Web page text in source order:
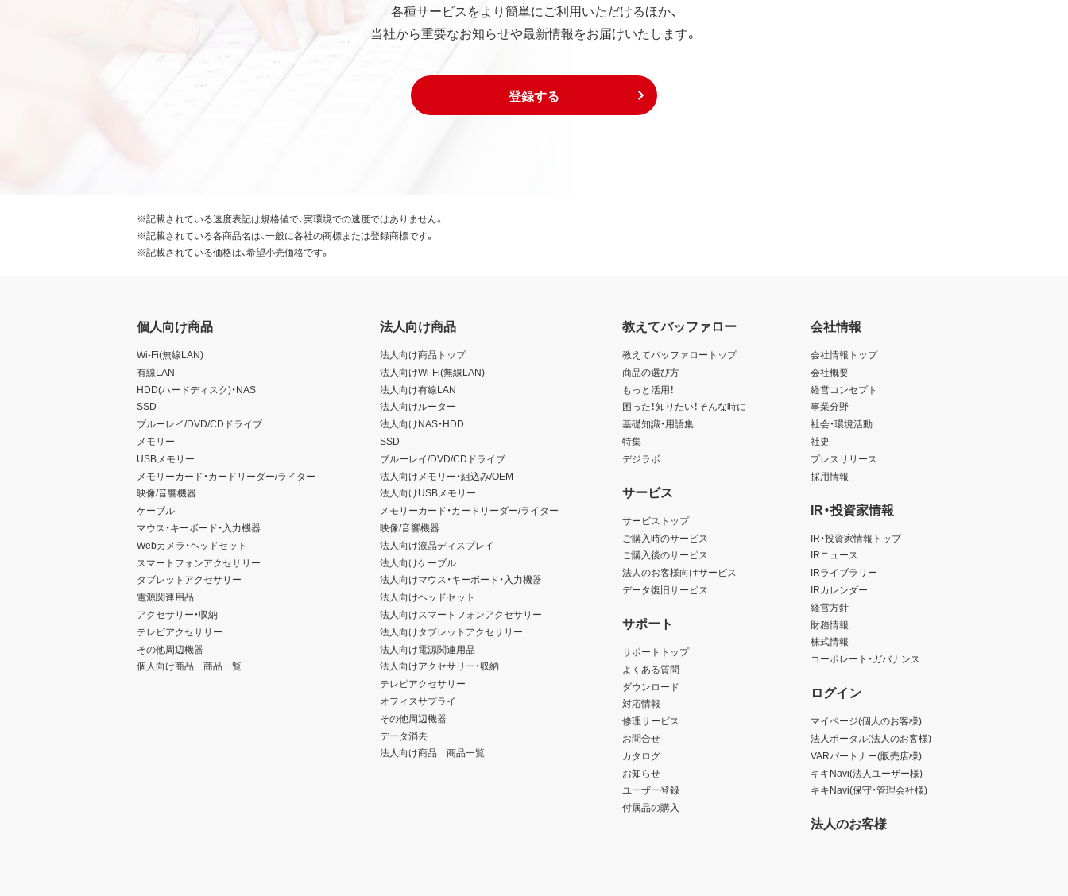
各種サービスをより簡単にご利用いただけるほか、
当社から重要なお知らせや最新情報をお届けいたします。
登録する
※記載されている速度表記は規格値で、実環境での速度ではありません。
※記載されている各商品名は、一般に各社の商標または登録商標です。
※記載されている価格は、希望小売価格です。
個人向け商品
Wi-Fi(無線LAN)
有線LAN
HDD(ハードディスク)・NAS
SSD
ブルーレイ/DVD/CDドライブ
メモリー
USBメモリー
メモリーカード・カードリーダー/ライター
映像/音響機器
ケーブル
マウス・キーボード・入力機器
Webカメラ・ヘッドセット
スマートフォンアクセサリー
タブレットアクセサリー
電源関連用品
アクセサリー・収納
テレビアクセサリー
その他周辺機器
個人向け商品 商品一覧
法人向け商品
法人向け商品トップ
法人向けWi-Fi(無線LAN)
法人向け有線LAN
法人向けルーター
法人向けNAS・HDD
SSD
ブルーレイ/DVD/CDドライブ
法人向けメモリー・組込み/OEM
法人向けUSBメモリー
メモリーカード・カードリーダー/ライター
映像/音響機器
法人向け液晶ディスプレイ
法人向けケーブル
法人向けマウス・キーボード・入力機器
法人向けヘッドセット
法人向けスマートフォンアクセサリー
法人向けタブレットアクセサリー
法人向け電源関連用品
法人向けアクセサリー・収納
テレビアクセサリー
オフィスサプライ
その他周辺機器
データ消去
法人向け商品 商品一覧
教えてバッファロー
教えてバッファロートップ
商品の選び方
もっと活用！
困った！知りたい！そんな時に
基礎知識・用語集
特集
デジラボ
サービス
サービストップ
ご購入時のサービス
ご購入後のサービス
法人のお客様向けサービス
データ復旧サービス
サポート
サポートトップ
よくある質問
ダウンロード
対応情報
修理サービス
お問合せ
カタログ
お知らせ
ユーザー登録
付属品の購入
会社情報
会社情報トップ
会社概要
経営コンセプト
事業分野
社会・環境活動
社史
プレスリリース
採用情報
IR・投資家情報
IR・投資家情報トップ
IRニュース
IRライブラリー
IRカレンダー
経営方針
財務情報
株式情報
コーポレート・ガバナンス
ログイン
マイページ(個人のお客様)
法人ポータル(法人のお客様)
VARパートナー(販売店様)
キキNavi(法人ユーザー様)
キキNavi(保守・管理会社様)
法人のお客様